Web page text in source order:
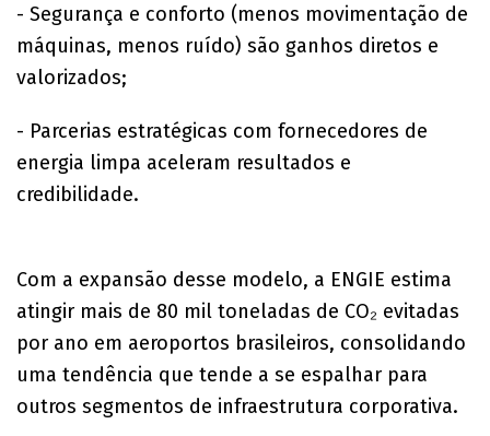
- Segurança e conforto (menos movimentação de
máquinas, menos ruído) são ganhos diretos e
valorizados;
- Parcerias estratégicas com fornecedores de
energia limpa aceleram resultados e
credibilidade.
Com a expansão desse modelo, a ENGIE estima
atingir mais de 80 mil toneladas de CO₂ evitadas
por ano em aeroportos brasileiros, consolidando
uma tendência que tende a se espalhar para
outros segmentos de infraestrutura corporativa.